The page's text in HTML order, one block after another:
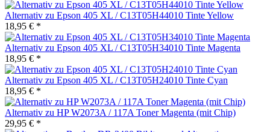
Alternativ zu Epson 405 XL / C13T05H44010 Tinte Yellow
18,95 € *
Alternativ zu Epson 405 XL / C13T05H34010 Tinte Magenta
18,95 € *
Alternativ zu Epson 405 XL / C13T05H24010 Tinte Cyan
18,95 € *
Alternativ zu HP W2073A / 117A Toner Magenta (mit Chip)
29,95 € *